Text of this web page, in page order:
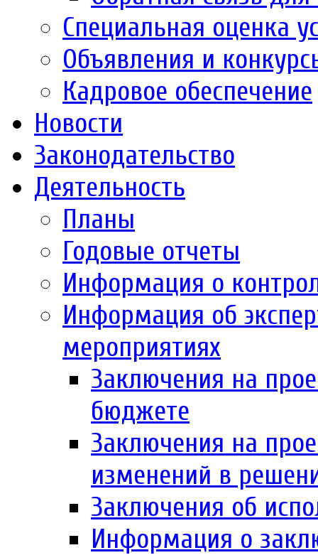
Специальная оценка
Объявления и
Кадровое обеспечение
Новости
Законодательство
Деятельность
Планы
Годовые отчеты
Информация о
Информация об
мероприятиях
Заключения на
бюджете
Заключения на
изменений в
Заключения об
Информация о